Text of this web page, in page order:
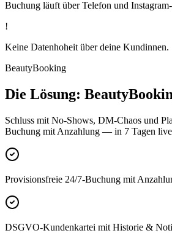
Buchung läuft über Telefon und
!
Keine Datenhoheit über deine Kundinnen.
BeautyBooking
Die Lösung:
Schluss mit No-Shows, DM-Chaos und
Buchung mit Anzahlung — in 7 Tagen
Provisionsfreie 24/7-Buchung mit
DSGVO-Kundenkartei mit Historie &